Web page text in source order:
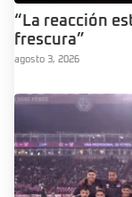
“La reacción
frescura”
agosto 3, 2026